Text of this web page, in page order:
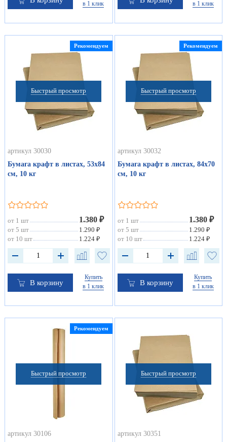
в 1 клик
в 1 клик
Быстрый просмотр
Рекомендуем
артикул 30030
Бумага крафт в листах, 53х84
см, 10 кг
от 1 шт 1.380 ₽
от 5 шт
1.290 ₽
от 10 шт
1.224 ₽
В корзину
Купить
в 1 клик
Быстрый просмотр
Рекомендуем
артикул 30032
Бумага крафт в листах, 84х70
см, 10 кг
от 1 шт 1.380 ₽
от 5 шт
1.290 ₽
от 10 шт
1.224 ₽
В корзину
Купить
в 1 клик
Быстрый просмотр
Рекомендуем
артикул 30106
Быстрый просмотр
артикул 30351